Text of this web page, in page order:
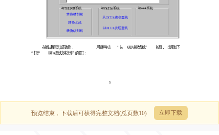
预览结束，下载后可获得完整文档(总页数10) 立即下载